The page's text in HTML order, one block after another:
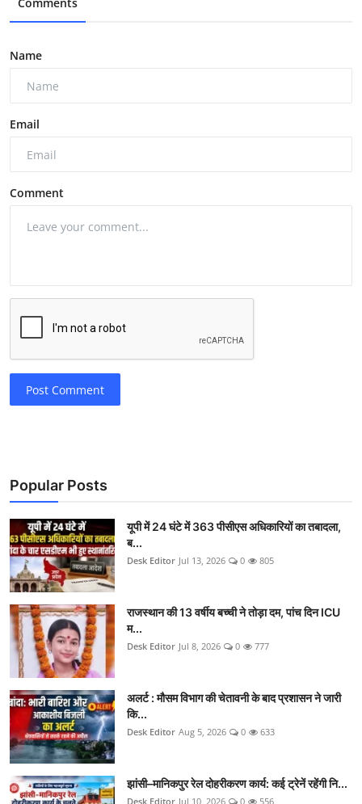
Name
Email
Comment
Post Comment
Popular Posts
यूपी में 24 घंटे में 363 पीसीएस अधिकारियों का तबादला,
ब...
Desk Editor Jul 13, 2026 0 805
राजस्थान की 13 वर्षीय बच्ची ने तोड़ा दम, पांच दिन ICU
म...
Desk Editor Jul 8, 2026 0 777
अलर्ट : मौसम विभाग की चेतावनी के बाद प्रशासन ने जारी
कि...
Desk Editor Aug 5, 2026 0 633
झांसी–मानिकपुर रेल दोहरीकरण कार्य: कई ट्रेनें रहेंगी नि...
Desk Editor Jul 10, 2026 0 556